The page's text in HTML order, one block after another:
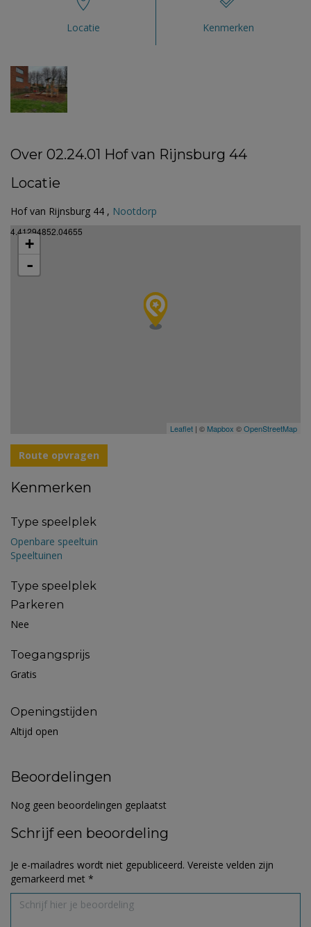
Locatie Kenmerken
Over 02.24.01 Hof van Rijnsburg 44
Locatie
Hof van Rijnsburg 44 , Nootdorp
4.41294852.04655
+
-
Leaflet | © Mapbox ©OpenStreetMap
Route opvragen
Kenmerken
Type speelplek
Openbare speeltuin
Speeltuinen
Type speelplek
Parkeren
Nee
Toegangsprijs
Gratis
Openingstijden
Altijd open
Beoordelingen
Nog geen beoordelingen geplaatst
Schrijf een beoordeling
Je e-mailadres wordt niet gepubliceerd. Vereiste velden zijn
gemarkeerd met *